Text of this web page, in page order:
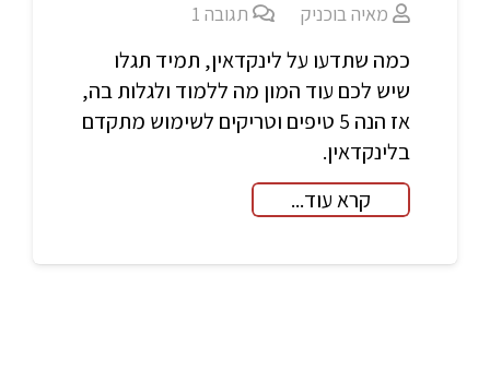
מאיה בוכניק תגובה1
כמה שתדעו על לינקדאין, תמיד תגלו
שיש לכם עוד המון מה ללמוד ולגלות בה,
אז הנה 5 טיפים וטריקים לשימוש מתקדם
בלינקדאין.
קרא עוד...